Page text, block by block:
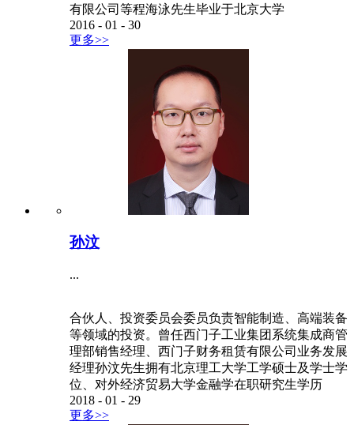
有限公司等程海泳先生毕业于北京大学
2016 - 01 - 30
更多>>
孙汶
...
合伙人、投资委员会委员负责智能制造、高端装备
等领域的投资。曾任西门子工业集团系统集成商管
理部销售经理、西门子财务租赁有限公司业务发展
经理孙汶先生拥有北京理工大学工学硕士及学士学
位、对外经济贸易大学金融学在职研究生学历
2018 - 01 - 29
更多>>